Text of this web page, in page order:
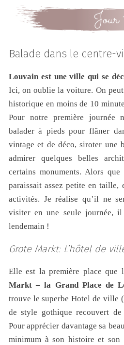
Balade dans le centre-
Louvain est une ville qui se
Ici, on oublie la voiture. On
historique en moins de 10
Pour notre première journée
balader à pieds pour flâner
vintage et de déco, siroter une
admirer quelques belles
certains monuments. Alors
paraissait assez petite en taille,
activités. Je réalise qu’il ne
visiter en une seule journée,
lendemain !
Grote Markt: L’hôtel de
Elle est la première place que
Markt – la Grand Place de
trouve le superbe Hotel de ville (
de style gothique recouvert
Pour apprécier davantage sa
minimum à son histoire et son